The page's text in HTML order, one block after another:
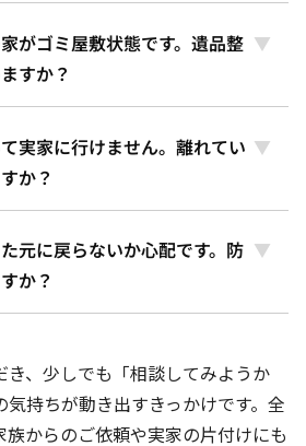
がゴミ屋敷状態です。遺品整
すか？
実家に行けません。離れてい
か？
元に戻らないか心配です。防
か？
き、少しでも「相談してみようか
持ちが動き出すきっかけです。全
からのご依頼や実家の片付けにも